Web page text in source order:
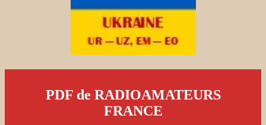
PDF de RADIOAMATEURS
FRANCE